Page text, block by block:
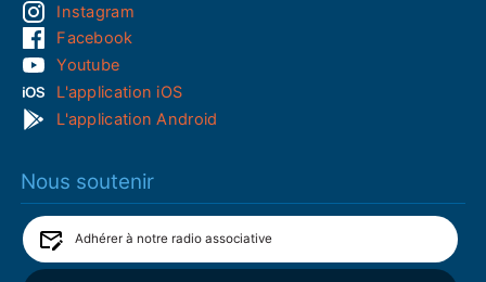
Instagram
Facebook
Youtube
L'application iOS
L'application Android
Nous soutenir
Adhérer à notre radio associative